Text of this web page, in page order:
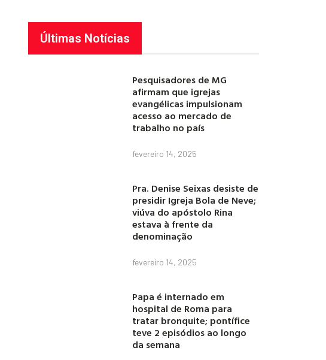
Últimas Notícias
Pesquisadores de MG
afirmam que igrejas
evangélicas impulsionam
acesso ao mercado de
trabalho no país
fevereiro 14, 2025
Pra. Denise Seixas desiste de
presidir Igreja Bola de Neve;
viúva do apóstolo Rina
estava à frente da
denominação
fevereiro 14, 2025
Papa é internado em
hospital de Roma para
tratar bronquite; pontífice
teve 2 episódios ao longo
da semana